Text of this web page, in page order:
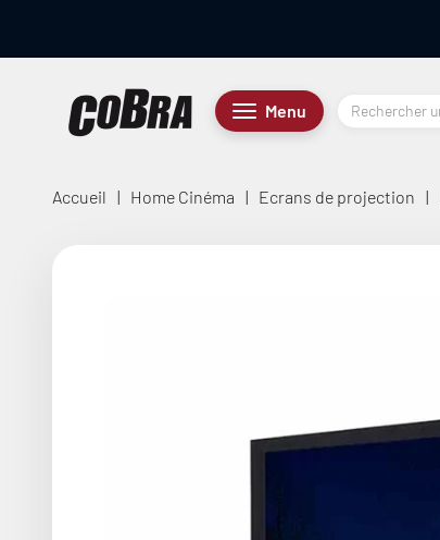
Menu
Menu
Cobra.fr
Accueil | Home Cinéma | Ecrans de projection |